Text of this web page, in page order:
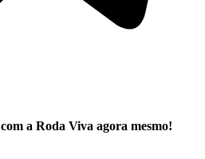
com a Roda Viva agora mesmo!